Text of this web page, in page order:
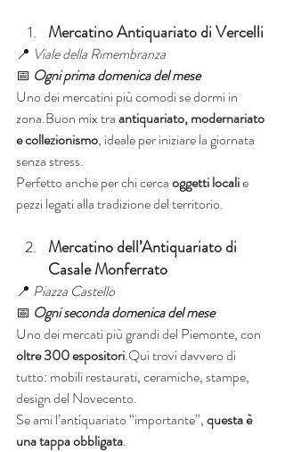
Mercatino Antiquariato di Vercelli
📍 Viale della Rimembranza
📅 Ogni prima domenica del mese
Uno dei mercatini più comodi se dormi in
zona.Buon mix tra antiquariato, modernariato
e collezionismo, ideale per iniziare la giornata
senza stress.
Perfetto anche per chi cerca oggetti locali e
pezzi legati alla tradizione del territorio.
Mercatino dell’Antiquariato di
Casale Monferrato
📍 Piazza Castello
📅 Ogni seconda domenica del mese
Uno dei mercati più grandi del Piemonte, con
oltre 300 espositori.Qui trovi davvero di
tutto: mobili restaurati, ceramiche, stampe,
design del Novecento.
Se ami l’antiquariato “importante”, questa è
una tappa obbligata.